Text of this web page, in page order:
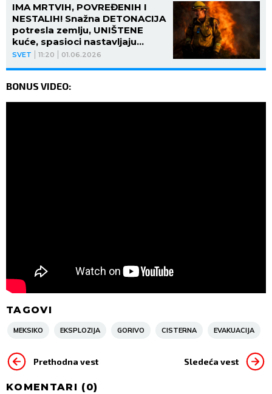
SVET 11:20 01.06.2026
IMA MRTVIH, POVREĐENIH I
NESTALIH! Snažna DETONACIJA
potresla zemlju, UNIŠTENE
kuće, spasioci nastavljaju
potragu po RUŠEVINAMA!
BONUS VIDEO:
TAGOVI
MEKSIKO EKSPLOZIJA GORIVO CISTERNA EVAKUACIJA
Prethodna vest Sledeća vest
KOMENTARI (0)